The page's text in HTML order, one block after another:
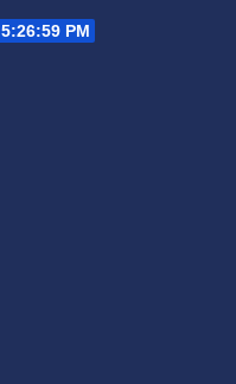
5:27:00 PM